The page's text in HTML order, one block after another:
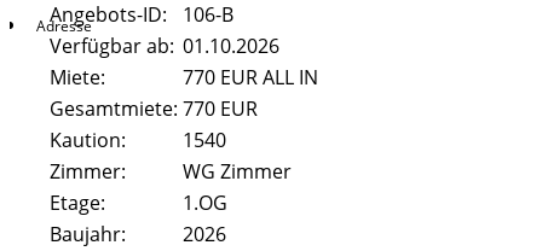
FAQ
Adresse
Angebots-ID:
106-B
Verfügbar ab: 01.10.2026
Miete:
770 EUR ALL IN
Gesamtmiete: 770 EUR
Kaution:
1540
Zimmer:
WG Zimmer
Etage:
1.OG
Baujahr:
2026